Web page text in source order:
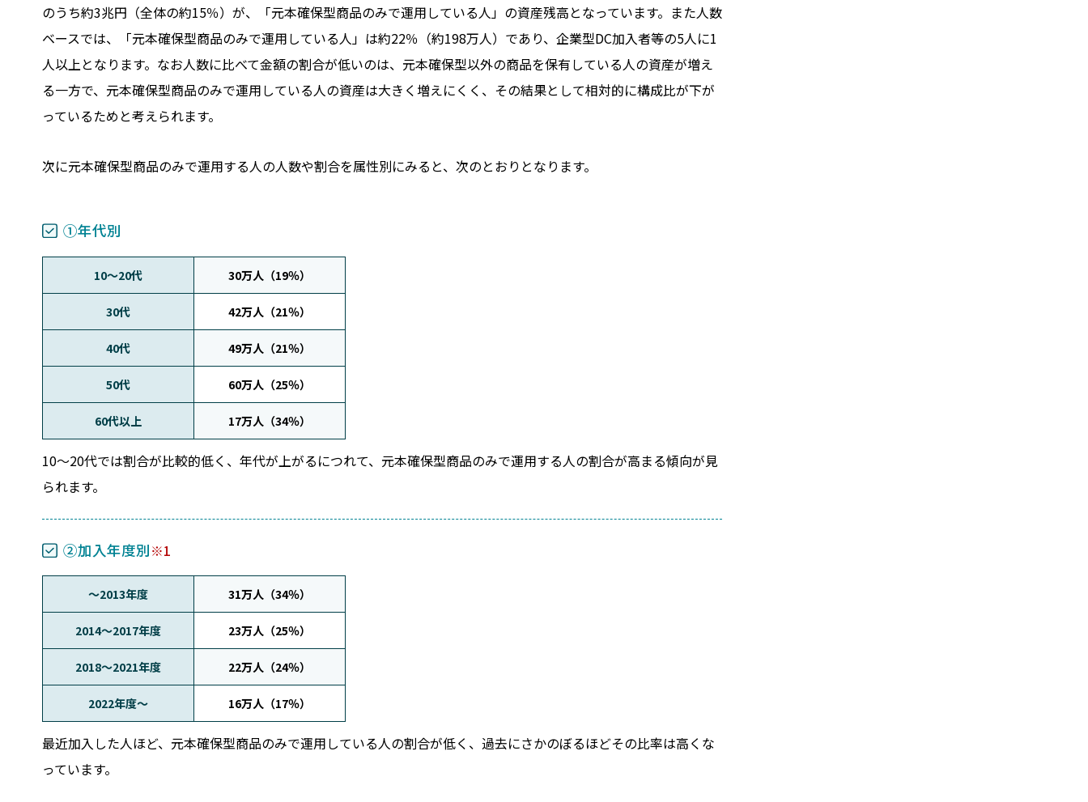
のうち約3兆円（全体の約15％）が、「元本確保型商品のみで運用している人」の資産残高となっています。また人数
ベースでは、「元本確保型商品のみで運用している人」は約22％（約198万人）であり、企業型DC加入者等の5人に1
人以上となります。なお人数に比べて金額の割合が低いのは、元本確保型以外の商品を保有している人の資産が増え
る一方で、元本確保型商品のみで運用している人の資産は大きく増えにくく、その結果として相対的に構成比が下が
っているためと考えられます。
次に元本確保型商品のみで運用する人の人数や割合を属性別にみると、次のとおりとなります。
①年代別
10～20代 30万人（19％）
30代 42万人（21％）
40代 49万人（21％）
50代 60万人（25％）
60代以上 17万人（34％）
10～20代では割合が比較的低く、年代が上がるにつれて、元本確保型商品のみで運用する人の割合が高まる傾向が見
られます。
②加入年度別 1
～2013年度 31万人（34％）
2014～2017年度 23万人（25％）
2018～2021年度 22万人（24％）
2022年度～ 16万人（17％）
最近加入した人ほど、元本確保型商品のみで運用している人の割合が低く、過去にさかのぼるほどその比率は高くな
っています。